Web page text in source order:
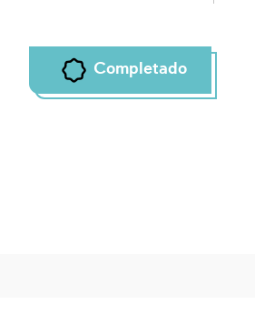
Completado